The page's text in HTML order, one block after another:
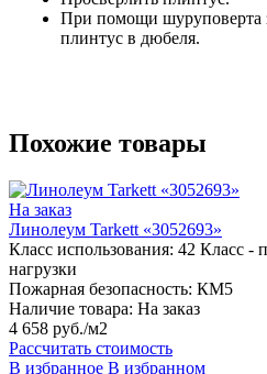
При помощи шуруповерта
плинтус в дюбеля.
Похожие товары
На заказ
Линолеум Tarkett «3052693»
Класс использования: 42 Класс -
нагрузки
Пожарная безопасность: КМ5
Наличие товара: На заказ
4 658 руб./м2
Рассчитать стоимость
В избранное В избранном